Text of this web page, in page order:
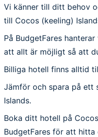
Vi känner till ditt behov
till Cocos (keeling)
På BudgetFares
att allt är möjligt så att
Billiga hotell finns alltid
Jämför och spara på ett
Islands.
Boka ditt hotell på
BudgetFares för att